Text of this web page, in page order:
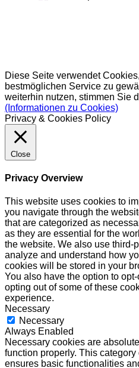
Diese Seite verwendet
bestmöglichen Service zu
weiterhin nutzen, stimmen Sie
(Informationen zu Cookies)
Privacy & Cookies Policy
Close
Privacy Overview
This website uses cookies to
you navigate through the
that are categorized as
as they are essential for the
the website. We also use third-
analyze and understand how
cookies will be stored in your
You also have the option to
opting out of some of these
experience.
Necessary
Necessary
Always Enabled
Necessary cookies are
function properly. This
ensures basic functionalities